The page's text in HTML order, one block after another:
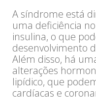
A síndrome está
uma deficiência
insulina, o que
desenvolvimento
Além disso, há
alterações
lipídico, que
cardíacas e